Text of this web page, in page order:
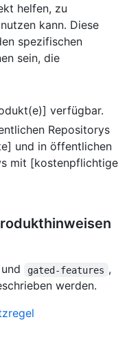
helfen, zu
kann. Diese
spezifischen
sein, die
verfügbar.
Repositorys
und in öffentlichen
mit [kostenpflichtige
gated-features ,
werden.